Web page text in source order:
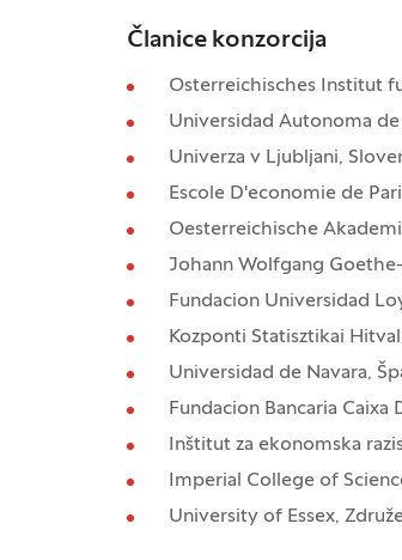
Članice konzorcija
Osterreichisches Institut
Universidad Autonoma de
Univerza v Ljubljani,
Escole D'economie de
Oesterreichische
Johann Wolfgang
Fundacion Universidad
Kozponti Statisztikai
Universidad de Navara,
Fundacion Bancaria Caixa
Inštitut za ekonomska
Imperial College of
University of Essex,